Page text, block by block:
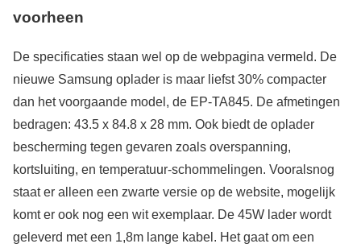
voorheen
De specificaties staan wel op de webpagina vermeld. De
nieuwe Samsung oplader is maar liefst 30% compacter
dan het voorgaande model, de EP-TA845. De afmetingen
bedragen: 43.5 x 84.8 x 28 mm. Ook biedt de oplader
bescherming tegen gevaren zoals overspanning,
kortsluiting, en temperatuur-schommelingen. Vooralsnog
staat er alleen een zwarte versie op de website, mogelijk
komt er ook nog een wit exemplaar. De 45W lader wordt
geleverd met een 1,8m lange kabel. Het gaat om een